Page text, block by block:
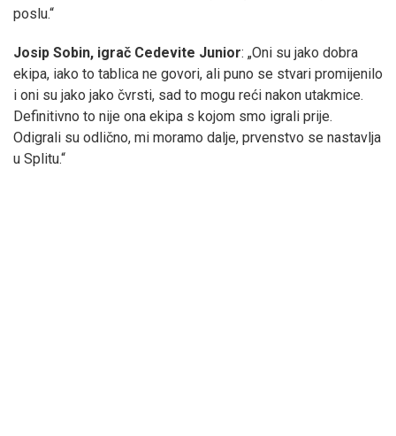
poslu.“
Josip Sobin, igrač Cedevite Junior: „Oni su jako dobra
ekipa, iako to tablica ne govori, ali puno se stvari promijenilo
i oni su jako jako čvrsti, sad to mogu reći nakon utakmice.
Definitivno to nije ona ekipa s kojom smo igrali prije.
Odigrali su odlično, mi moramo dalje, prvenstvo se nastavlja
u Splitu.“